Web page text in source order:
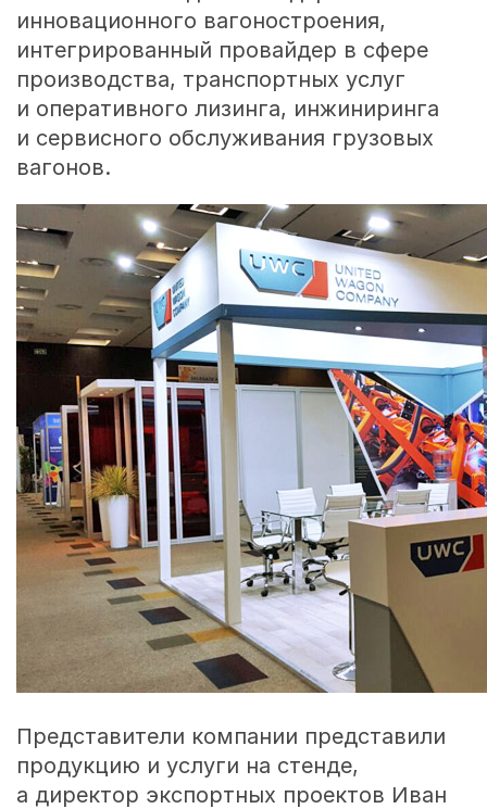
инновационного вагоностроения,
интегрированный провайдер в сфере
производства, транспортных услуг
и оперативного лизинга, инжиниринга
и сервисного обслуживания грузовых
вагонов.
Представители компании представили
продукцию и услуги на стенде,
а директор экспортных проектов Иван